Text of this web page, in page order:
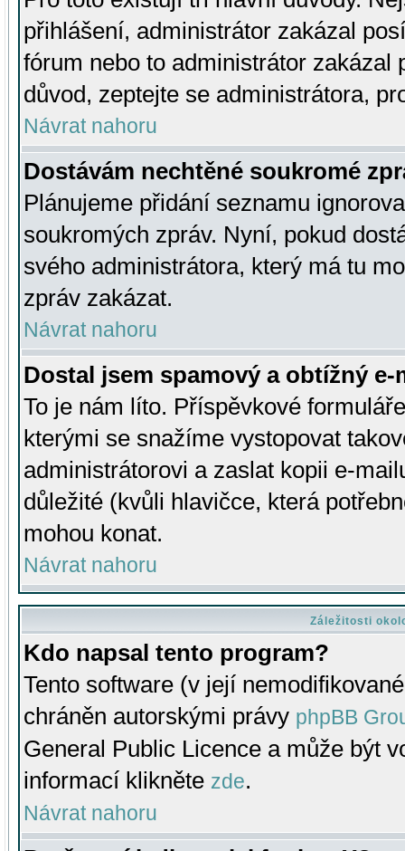
přihlášení, administrátor zakázal
fórum nebo to administrátor zakázal
důvod, zeptejte se administrátora,
Návrat nahoru
Dostávám nechtěné soukromé
Plánujeme přidání seznamu
soukromých zpráv. Nyní, pokud
svého administrátora, který má tu
zpráv zakázat.
Návrat nahoru
Dostal jsem spamový a obtížný
To je nám líto. Příspěvkové
kterými se snažíme vystopovat
administrátorovi a zaslat kopii e-
důležité (kvůli hlavičce, která
mohou konat.
Návrat nahoru
Záležitosti
Kdo napsal tento program?
Tento software (v její
chráněn autorskými právy phpBB
General Public Licence a může být
informací klikněte zde.
Návrat nahoru